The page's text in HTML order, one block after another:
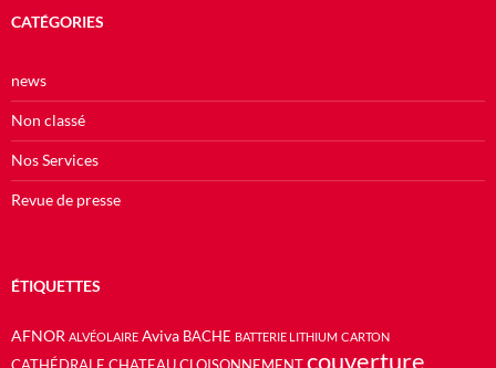
CATÉGORIES
news
Non classé
Nos Services
Revue de presse
ÉTIQUETTES
AFNOR ALVÉOLAIRE Aviva BACHE BATTERIE LITHIUM CARTON
couverture